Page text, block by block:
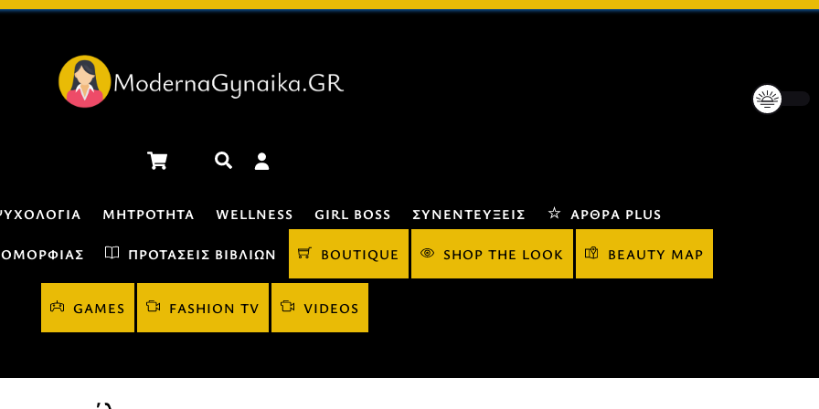
Cart Αναζήτηση
ΜΗΤΡΌΤΗΤΑ WELLNESS GIRL BOSS ΣΥΝΕΝΤΕΎΞΕΙΣ ΆΡΘΡΑ PLUS
ΟΜΟΡΦΙΆΣ ΠΡΟΤΆΣΕΙΣ ΒΙΒΛΊΩΝ BOUTIQUE SHOP THE LOOK BEAUTY MAP
GAMES FASHION TV VIDEOS